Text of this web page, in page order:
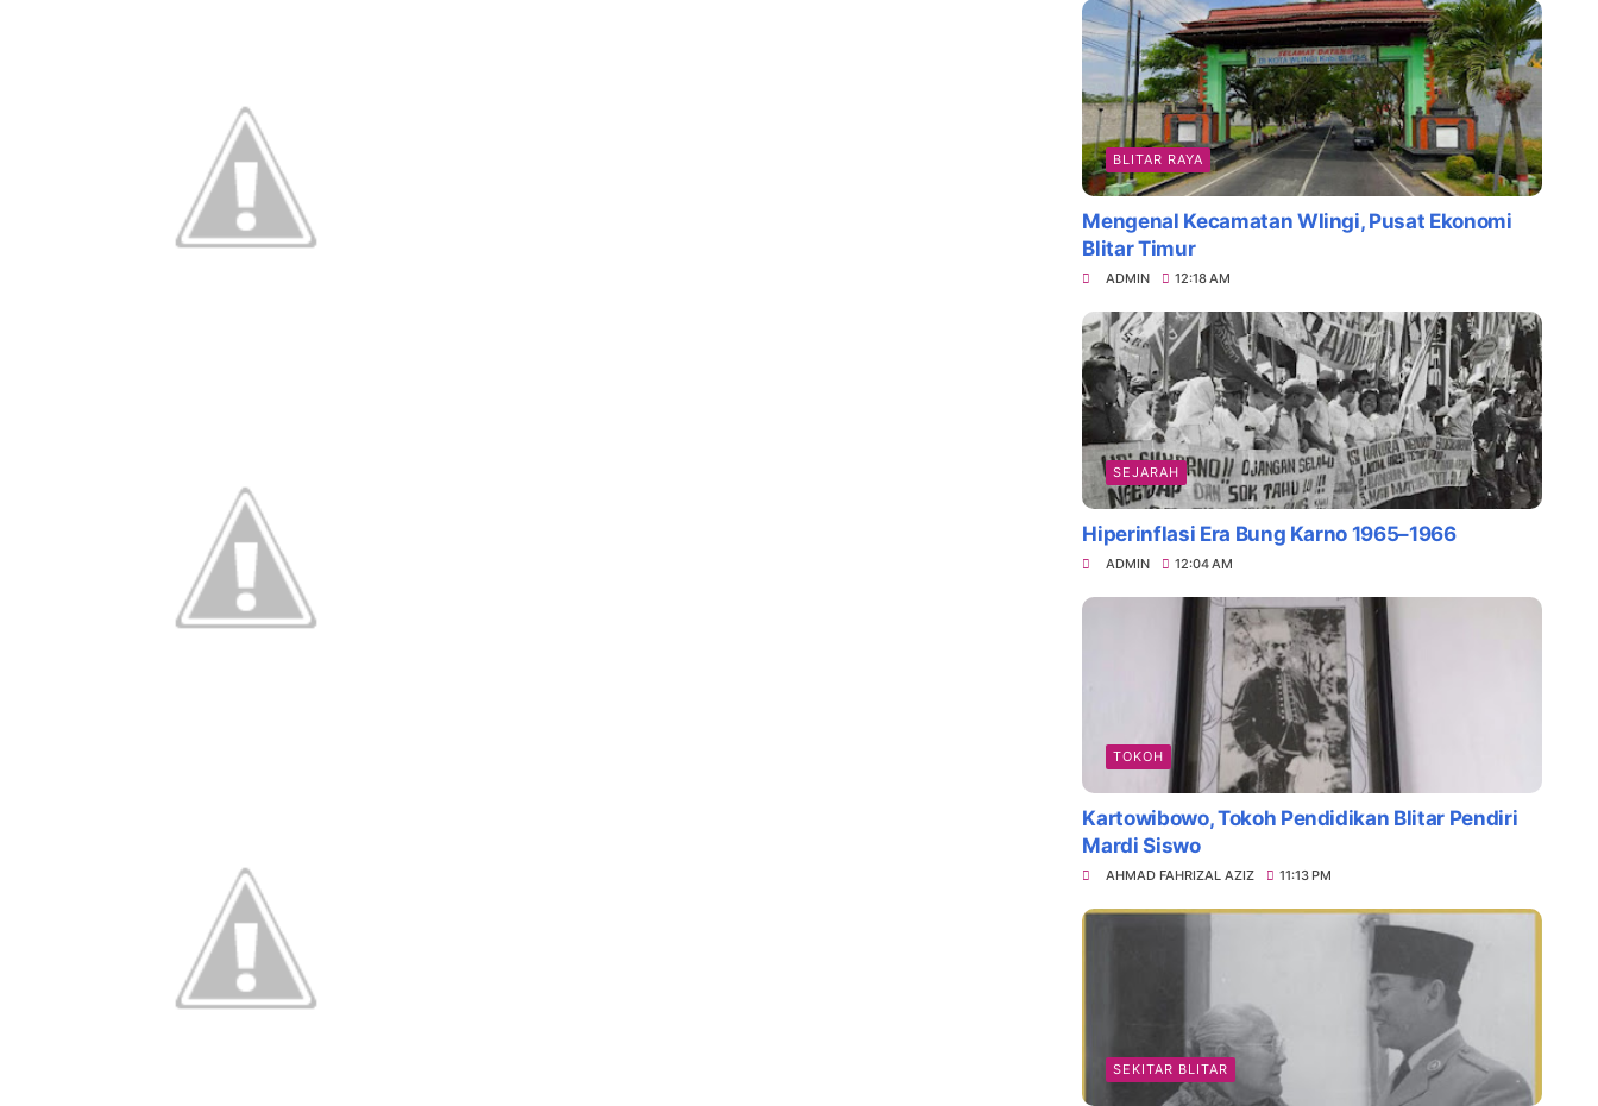
BLITAR RAYA
Mengenal Kecamatan Wlingi, Pusat Ekonomi
Blitar Timur
ADMIN 12:18 AM
SEJARAH
Hiperinflasi Era Bung Karno 1965–1966
ADMIN 12:04 AM
TOKOH
Kartowibowo, Tokoh Pendidikan Blitar Pendiri
Mardi Siswo
AHMAD FAHRIZAL AZIZ 11:13 PM
SEKITAR BLITAR